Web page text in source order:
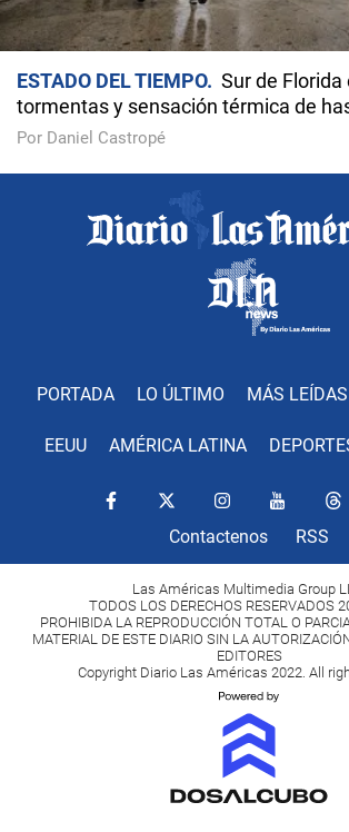
ESTADO DEL TIEMPO
Sur de
tormentas y sensación térmica de
Por Daniel Castropé
PORTADA LO ÚLTIMO MÁS LEÍDAS
EEUU AMÉRICA LATINA
Contactenos RSS
Las Américas Multimedia Group
TODOS LOS DERECHOS RESERVADOS
PROHIBIDA LA REPRODUCCIÓN TOTAL O
MATERIAL DE ESTE DIARIO SIN LA
EDITORES
Copyright Diario Las Américas 2022. All